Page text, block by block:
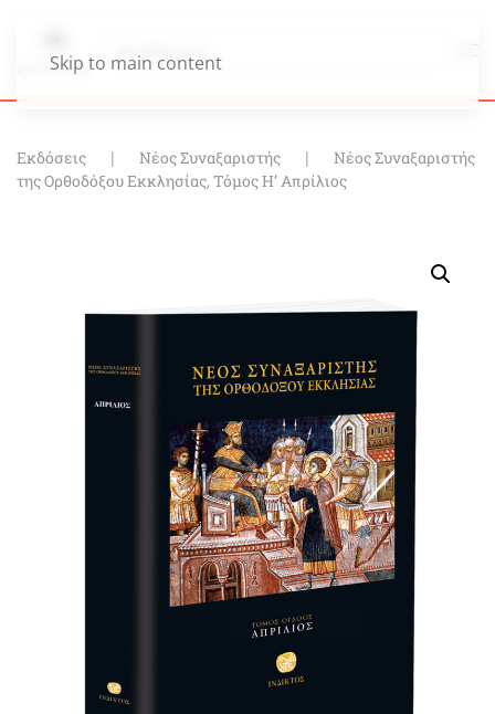
Skip to main content
Εκδόσεις Νέος Συναξαριστής
Νέος Συναξαριστής
της Ορθοδόξου Εκκλησίας, Τόμος Η’ Απρίλιος